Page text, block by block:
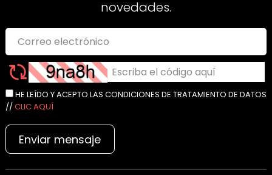
novedades.
HE LEÍDO Y ACEPTO LAS CONDICIONES DE TRATAMIENTO DE DATOS
// CLIC AQUÍ
Enviar mensaje